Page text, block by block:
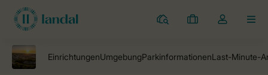
Ferienparks
Meine
Dropdown-